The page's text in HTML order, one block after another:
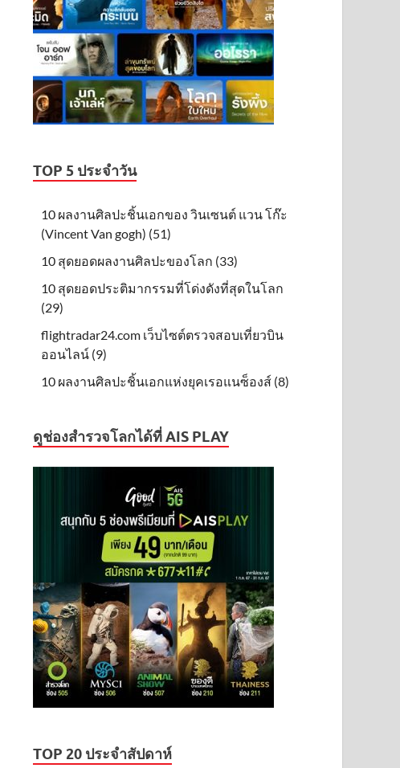
TOP 5 ประจำวัน
10 ผลงานศิลปะชิ้นเอกของ วินเซนต์ แวน โก๊ะ
(Vincent Van gogh) (51)
10 สุดยอดผลงานศิลปะของโลก (33)
10 สุดยอดประติมากรรมที่โด่งดังที่สุดในโลก
(29)
flightradar24.com เว็บไซต์ตรวจสอบเที่ยวบิน
ออนไลน์ (9)
10 ผลงานศิลปะชิ้นเอกแห่งยุคเรอแนซ็องส์ (8)
ดูช่องสำรวจโลกได้ที่ AIS PLAY
TOP 20 ประจำสัปดาห์